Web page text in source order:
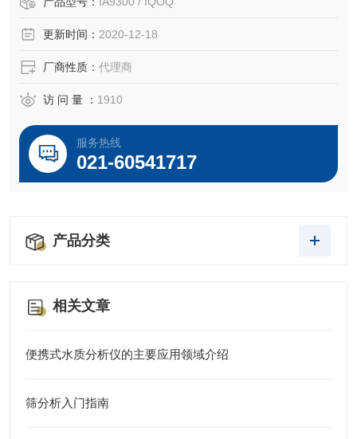
更新时间： 2020-12-18
厂商性质： 代理商
访 问 量 ： 1910
服务热线
021-60541717
产品分类
相关文章
便携式水质分析仪的主要应用领域介绍
筛分析入门指南